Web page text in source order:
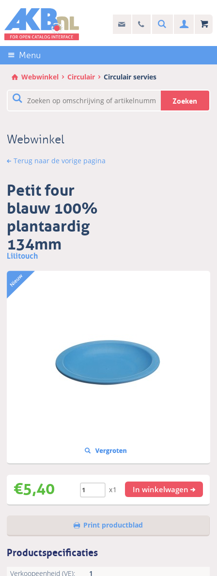
links
over
Direct
naar
de
inhoud
naar
info@akb.nl
Stel uw vraag
030 69 50 814Search
Menu
Webwinkel Circulair Circulair servies
Zoeken
Webwinkel
Terug naar de vorige pagina
Petit four
blauw 100%
plantaardig
134mm
Lilitouch
€5,40 x1 In winkelwagen
Print productblad
Productspecificaties
Verkoopeenheid (VE):
1